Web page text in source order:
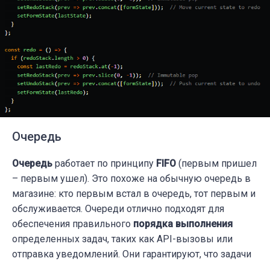
Очередь
Очередь работает по принципу FIFO (первым пришел
– первым ушел). Это похоже на обычную очередь в
магазине: кто первым встал в очередь, тот первым и
обслуживается. Очереди отлично подходят для
обеспечения правильного порядка выполнения
определенных задач, таких как API-вызовы или
отправка уведомлений. Они гарантируют, что задачи